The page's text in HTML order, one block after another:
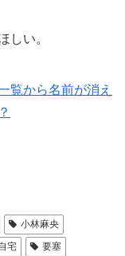
しい。
覧から名前が消え
小林麻央
宅
要塞